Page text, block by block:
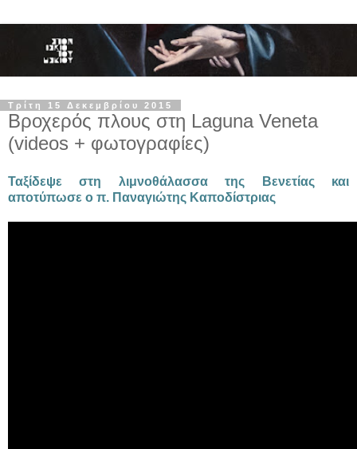
Τρίτη 15 Δεκεμβρίου 2015
Βροχερός πλους στη Laguna Veneta
(videos + φωτογραφίες)
Ταξίδεψε στη λιμνοθάλασσα της Βενετίας και
αποτύπωσε ο π. Παναγιώτης Καποδίστριας